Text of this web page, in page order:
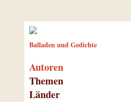
Balladen und Gedichte
Autoren
Themen
Länder